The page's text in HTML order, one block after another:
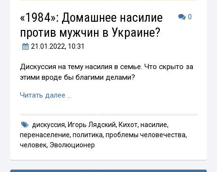
0
«1984»: Домашнее насилие
против мужчин в Украине?
21.01.2022, 10:31
Дискуссия на тему насилия в семье. Что скрыто за
этими вроде бы благими делами?
Читать далее …
дискуссия, Игорь Лядский, Кихот, насилие,
перенаселение,политика,проблемы человечества,
человек, Эволюционер